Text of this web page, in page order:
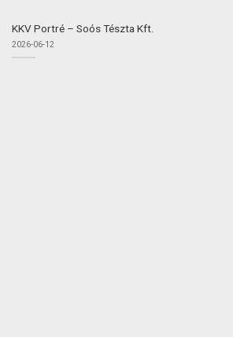
KKV Portré – Soós Tészta Kft.
2026-06-12